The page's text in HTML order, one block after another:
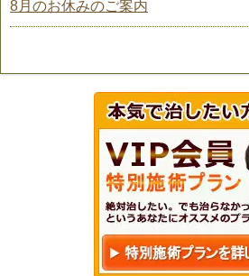
8月のお休みのご案内